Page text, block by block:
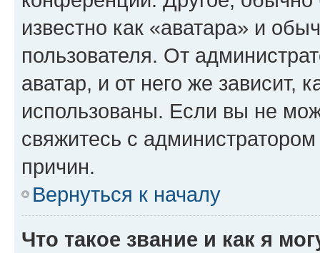
известно как «аватара» и
пользователя. От
аватар, и от него же зависит,
использованы. Если вы не
свяжитесь с
причин.
Вернуться к началу
Что такое звание и как я